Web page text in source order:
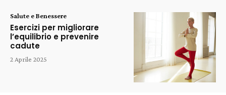
Salute e Benessere
Esercizi per migliorare
l’equilibrio e prevenire
cadute
2 Aprile 2025